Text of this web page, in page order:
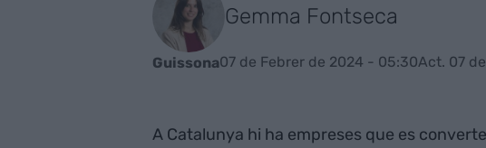
Gemma Fontseca
Guissona07 de Febrer de 2024 - 05:30Act. 07
A Catalunya hi ha empreses que es